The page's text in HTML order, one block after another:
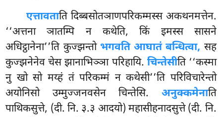
एत्तावताति दिब्बसोतञाणपरिकम्मस्स अकथनमत्तेन.
‘‘अत्तना ञातम्पि न कथेति, किं इमस्स सासने
अधिट्ठानेना’’ति कुज्झन्तो भगवति आघातं बन्धित्वा, सह
कुज्झनेनेव चेस झानाभिञ्ञा परिहायि. चिन्तेसीति ‘‘कस्मा
नु खो सो मय्हं तं परिकम्मं न कथेसी’’ति परिविचारेन्तो
अयोनिसो उम्मुज्जनवसेन चिन्तेसि. अनुक्कमेनाति
पाथिकसुत्ते, (दी. नि. ३.३ आदयो) महासीहनादसुत्ते (दी. नि.